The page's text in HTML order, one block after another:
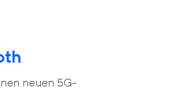
neuen 5G-